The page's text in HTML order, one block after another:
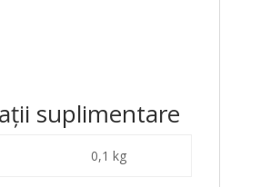
suplimentare
0,1 kg